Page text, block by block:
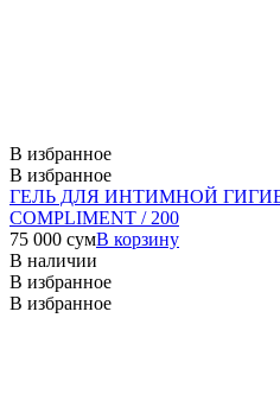
В избранное
В избранное
ГЕЛЬ ДЛЯ ИНТИМНОЙ
COMPLIMENT / 200
75 000 сумВ корзину
В наличии
В избранное
В избранное